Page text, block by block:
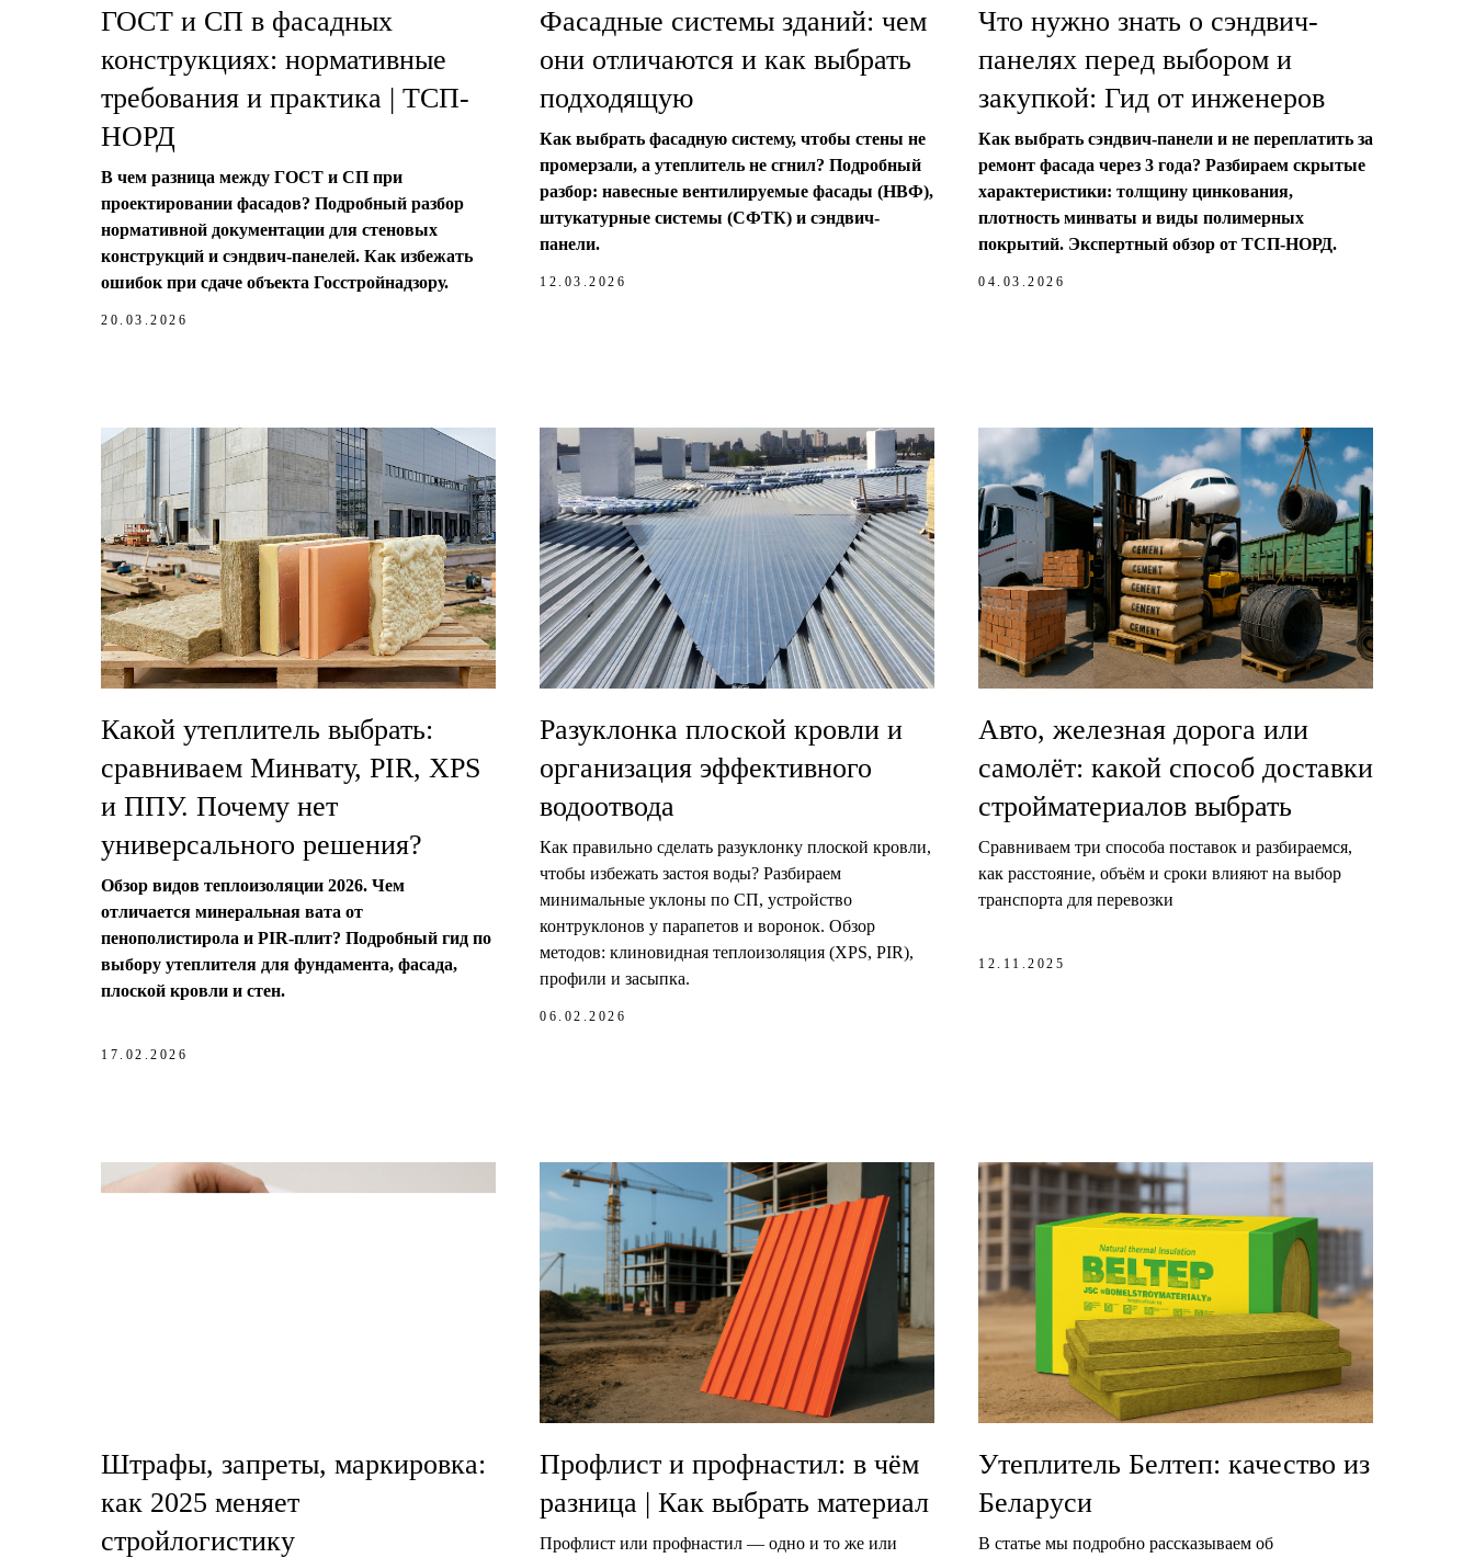
ГОСТ и СП в фасадных
конструкциях: нормативные
требования и практика | ТСП-
НОРД
В чем разница между ГОСТ и СП при
проектировании фасадов? Подробный разбор
нормативной документации для стеновых
конструкций и сэндвич-панелей. Как избежать
ошибок при сдаче объекта Госстройнадзору.
20.03.2026
Фасадные системы зданий: чем
они отличаются и как выбрать
подходящую
Как выбрать фасадную систему, чтобы стены не
промерзали, а утеплитель не сгнил? Подробный
разбор: навесные вентилируемые фасады (НВФ),
штукатурные системы (СФТК) и сэндвич-
панели.
12.03.2026
Что нужно знать о сэндвич-
панелях перед выбором и
закупкой: Гид от инженеров
Как выбрать сэндвич-панели и не переплатить за
ремонт фасада через 3 года? Разбираем скрытые
характеристики: толщину цинкования,
плотность минваты и виды полимерных
покрытий. Экспертный обзор от ТСП-НОРД.
04.03.2026
Какой утеплитель выбрать:
сравниваем Минвату, PIR, XPS
и ППУ. Почему нет
универсального решения?
Обзор видов теплоизоляции 2026. Чем
отличается минеральная вата от
пенополистирола и PIR-плит? Подробный гид по
выбору утеплителя для фундамента, фасада,
плоской кровли и стен.
17.02.2026
Разуклонка плоской кровли и
организация эффективного
водоотвода
Как правильно сделать разуклонку плоской кровли,
чтобы избежать застоя воды? Разбираем
минимальные уклоны по СП, устройство
контруклонов у парапетов и воронок. Обзор
методов: клиновидная теплоизоляция (XPS, PIR),
профили и засыпка.
06.02.2026
Авто, железная дорога или
самолёт: какой способ доставки
стройматериалов выбрать
Сравниваем три способа поставок и разбираемся,
как расстояние, объём и сроки влияют на выбор
транспорта для перевозки
12.11.2025
Штрафы, запреты, маркировка:
как 2025 меняет
стройлогистику
Профлист и профнастил: в чём
разница | Как выбрать материал
Профлист или профнастил — одно и то же или
Утеплитель Белтеп: качество из
Беларуси
В статье мы подробно рассказываем об